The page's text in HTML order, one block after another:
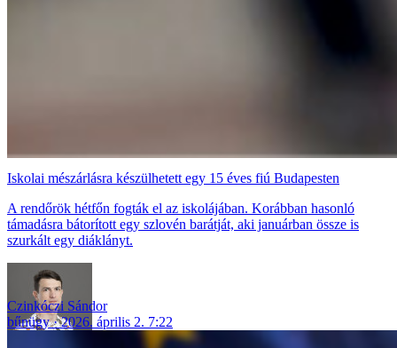
Iskolai mészárlásra készülhetett egy 15 éves fiú Budapesten
A rendőrök hétfőn fogták el az iskolájában. Korábban hasonló
támadásra bátorított egy szlovén barátját, aki januárban össze is
szurkált egy diáklányt.
Czinkóczi Sándor
bűnügy
2026. április 2. 7:22